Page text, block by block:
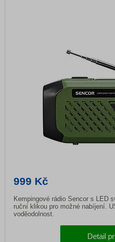
999 Kč
Kempingové rádio Sencor s LED
ruční klikou pro možné nabíjení.
voděodolnost.
Detail